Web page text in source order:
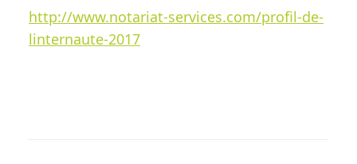
http://www.notariat-services.com/profil-de-
linternaute-2017